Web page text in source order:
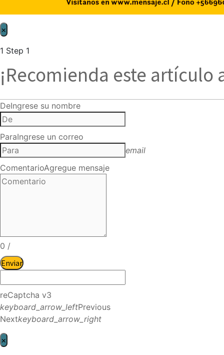
×
1 Step 1
¡Recomienda este artículo
DeIngrese su nombre
ParaIngrese un correo
email
ComentarioAgregue mensaje
0 /
Enviar
reCaptcha v3
keyboard_arrow_leftPrevious
Nextkeyboard_arrow_right
×